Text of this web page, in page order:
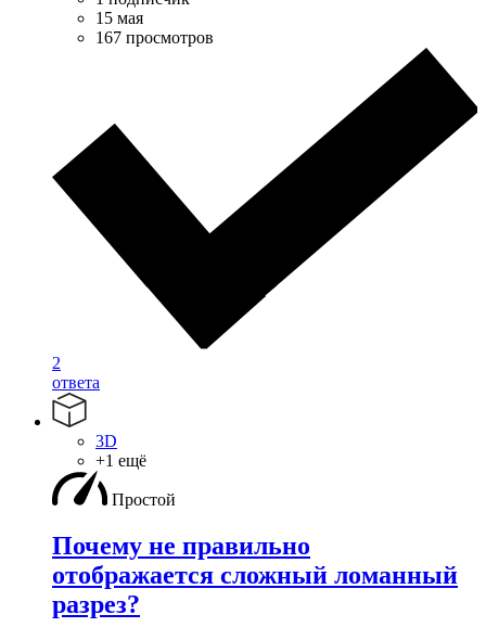
15 мая
167 просмотров
2
ответа
3D
+1 ещё
Простой
Почему не правильно
отображается сложный ломанный
разрез?